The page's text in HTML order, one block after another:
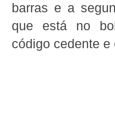
barras e a
que está no
código cedente e